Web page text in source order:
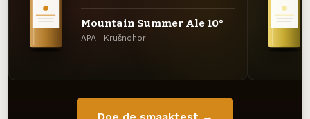
Mountain Summer Ale 10°
APA · Krušnohor